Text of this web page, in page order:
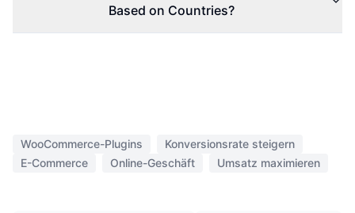
Based on Countries?
WooCommerce-Plugins
Konversionsrate steigern
E-Commerce
Online-Geschäft Umsatz maximieren